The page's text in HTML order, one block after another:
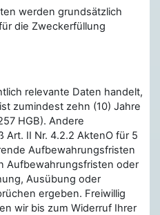
werden grundsätzlich
die Zweckerfüllung
relevante Daten handelt,
zumindest zehn (10) Jahre
HGB). Andere
II Nr. 4.2.2 AktenO für 5
Aufbewahrungsfristen
Aufbewahrungsfristen oder
Ausübung oder
ergeben. Freiwillig
wir bis zum Widerruf Ihrer